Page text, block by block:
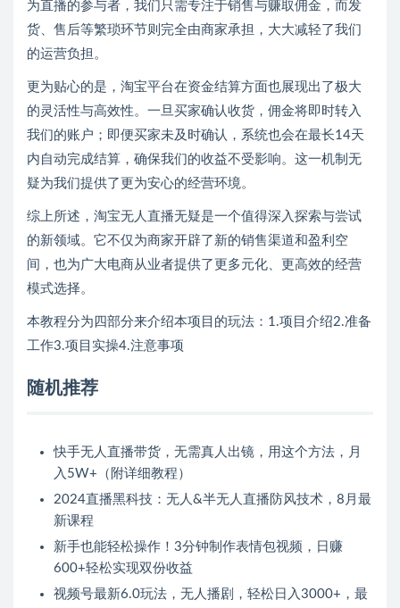
为直播的参与者，我们只需专注于销售与赚取佣金，而发
货、售后等繁琐环节则完全由商家承担，大大减轻了我们
的运营负担。
更为贴心的是，淘宝平台在资金结算方面也展现出了极大
的灵活性与高效性。一旦买家确认收货，佣金将即时转入
我们的账户；即便买家未及时确认，系统也会在最长14天
内自动完成结算，确保我们的收益不受影响。这一机制无
疑为我们提供了更为安心的经营环境。
综上所述，淘宝无人直播无疑是一个值得深入探索与尝试
的新领域。它不仅为商家开辟了新的销售渠道和盈利空
间，也为广大电商从业者提供了更多元化、更高效的经营
模式选择。
本教程分为四部分来介绍本项目的玩法：1.项目介绍2.准备
工作3.项目实操4.注意事项
随机推荐
快手无人直播带货，无需真人出镜，用这个方法，月
入5W+（附详细教程）
2024直播黑科技：无人&半无人直播防风技术，8月最
新课程
新手也能轻松操作！3分钟制作表情包视频，日赚
600+轻松实现双份收益
视频号最新6.0玩法，无人播剧，轻松日入3000+，最